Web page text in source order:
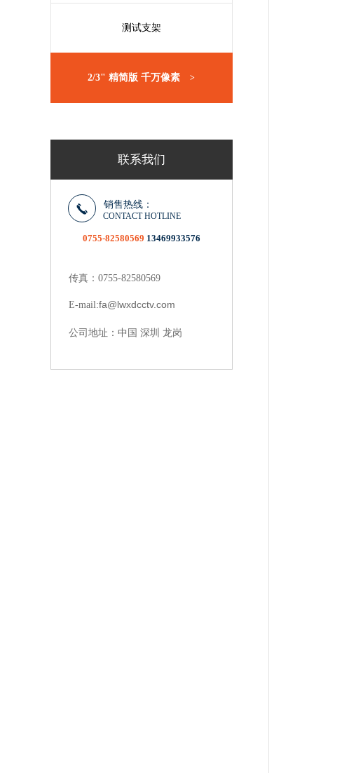
测试支架
2/3" 精简版 千万像素 >
联系我们
销售热线：
CONTACT HOTLINE
0755-82580569 13469933576
传真：0755-82580569
E-mail:fa@lwxdcctv.com
公司地址： 中国 深圳 龙岗